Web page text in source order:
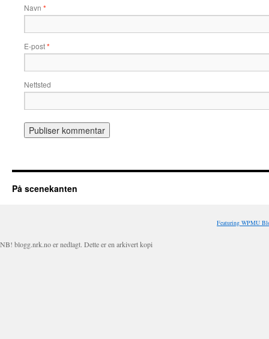
Navn *
E-post*
Nettsted
På scenekanten
Featuring WPMU
NB! blogg.nrk.no er nedlagt. Dette er en arkivert kopi